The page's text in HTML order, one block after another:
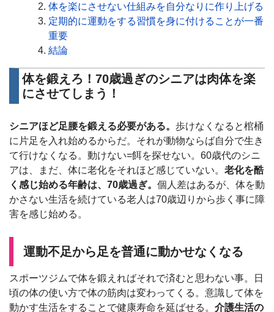
体を楽にさせない仕組みを自分なりに作り上げる
定期的に運動をする習慣を身に付けることが一番
重要
結論
体を鍛えろ！70歳過ぎのシニアは肉体を楽
にさせてしまう！
シニアほど足腰を鍛える必要がある。 歩けなくなると棺桶
に片足を入れ始めるからだ。それが動物ならば自分で生き
て行けなくなる。動けない=餌を探せない。60歳代のシニ
アは、まだ、体に老化をそれほど感じていない。 老化を酷
く感じ始める年齢は、70歳過ぎ。 個人差はあるが、体を動
かさない生活を続けている老人は70歳辺りから歩く事に障
害を感じ始める。
運動不足から足を普通に動かせなくなる
スポーツジムで体を鍛えればそれで済むと思わない事。日
頃の体の使い方で体の筋肉は変わってくる。意識して体を
動かす生活をすることで健康寿命を延ばせる。 介護生活の